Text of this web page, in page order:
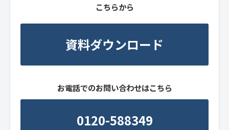
こちらから
資料ダウンロード
お電話でのお問い合わせはこちら
0120-588349